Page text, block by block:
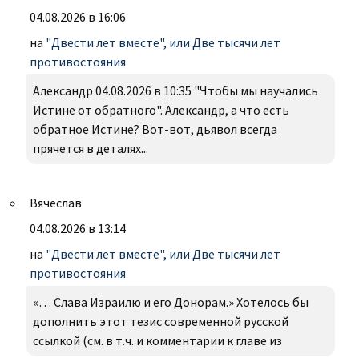
04.08.2026 в 16:06
на "Двести лет вместе", или Две тысячи лет
противостояния
Александр 04.08.2026 в 10:35 "Чтобы мы научались
Истине от обратного". Александр, а что есть
обратное Истине? Вот-вот, дьявол всегда
прячется в деталях...
Вячеслав
04.08.2026 в 13:14
на "Двести лет вместе", или Две тысячи лет
противостояния
«… Слава Израилю и его Донорам.» Хотелось бы
дополнить этот тезис современной русской
ссылкой (см. в т.ч. и комментарии к главе из